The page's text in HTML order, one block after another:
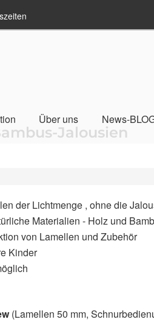
Über uns News-
Jalousien
der Lichtmenge , ohne die
Materialien - Holz und
von Lamellen und Zubehör
Kinder
(Lamellen 50 mm,